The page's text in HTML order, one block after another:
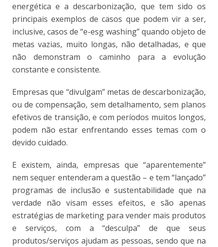
energética e a descarbonização, que tem sido os
principais exemplos de casos que podem vir a ser,
inclusive, casos de “e-esg washing” quando objeto de
metas vazias, muito longas, não detalhadas, e que
não demonstram o caminho para a evolução
constante e consistente.
Empresas que “divulgam” metas de descarbonização,
ou de compensação, sem detalhamento, sem planos
efetivos de transição, e com períodos muitos longos,
podem não estar enfrentando esses temas com o
devido cuidado.
E existem, ainda, empresas que “aparentemente”
nem sequer entenderam a questão – e tem “lançado”
programas de inclusão e sustentabilidade que na
verdade não visam esses efeitos, e são apenas
estratégias de marketing para vender mais produtos
e serviços, com a “desculpa” de que seus
produtos/serviços ajudam as pessoas, sendo que na